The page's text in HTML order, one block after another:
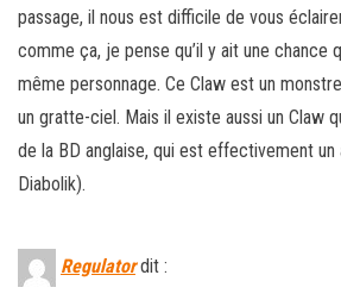
passage, il nous est difficile de vous
comme ça, je pense qu’il y ait une chance
même personnage. Ce Claw est un
un gratte-ciel. Mais il existe aussi un Claw
de la BD anglaise, qui est effectivement
Diabolik).
Regulator dit :